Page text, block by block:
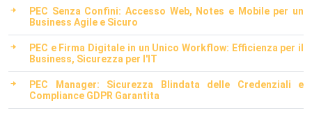
PEC Senza Confini: Accesso Web, Notes e Mobile per un
Business Agile e Sicuro
PEC e Firma Digitale in un Unico Workflow: Efficienza per il
Business, Sicurezza per l'IT
PEC Manager: Sicurezza Blindata delle Credenziali e
Compliance GDPR Garantita